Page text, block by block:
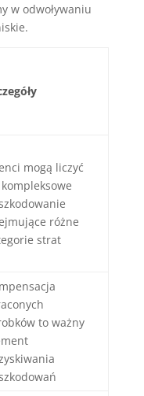
w odwoływaniu
mogą liczyć
różne
strat
to ważny